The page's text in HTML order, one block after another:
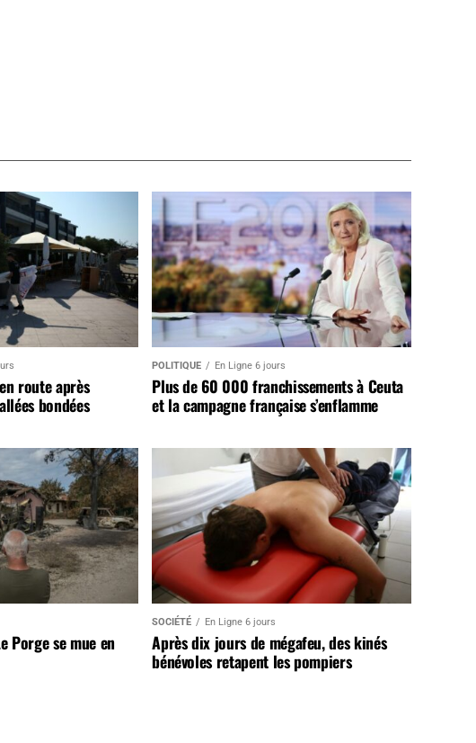
route après
bondées
POLITIQUE En Ligne 6 jours
Plus de 60 000 franchissements à Ceuta
et la campagne française s’enflamme
Porge se mue en
SOCIÉTÉ En Ligne 6 jours
Après dix jours de mégafeu, des kinés
bénévoles retapent les pompiers